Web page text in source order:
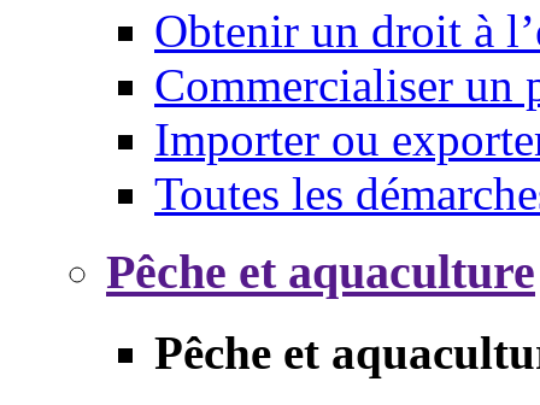
Obtenir un droit à
Commercialiser un
Importer ou
Toutes les
Pêche et aquaculture
Pêche et